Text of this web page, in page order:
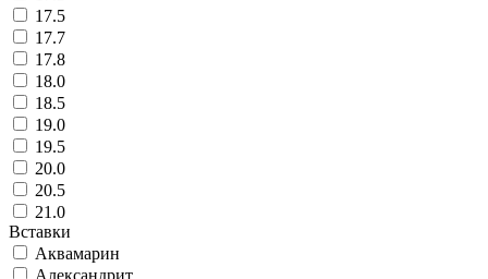
17.5
17.7
17.8
18.0
18.5
19.0
19.5
20.0
20.5
21.0
Вставки
Аквамарин
Александрит